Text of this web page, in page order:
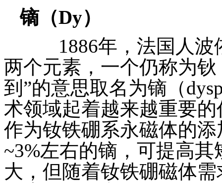
镝（Dy）
1886年，法国人波
两个元素，一个仍称为
到”的意思取名为镝（
术领域起着越来越重要
作为钕铁硼系永磁体的
~3%左右的镝，可提高
大，但随着钕铁硼磁体